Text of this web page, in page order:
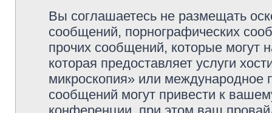
Вы соглашаетесь не размещать
сообщений, порнографических
прочих сообщений, которые могут
которая предоставляет услуги
микроскопия» или международное
сообщений могут привести к